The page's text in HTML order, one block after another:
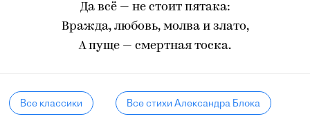
Да всё — не стоит пятака:
Вражда, любовь, молва и злато,
А пуще — смертная тоска.
Все классики Все стихи Александра Блока